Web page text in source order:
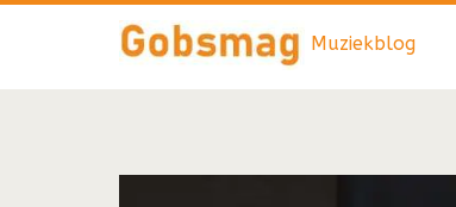
Muziekblog